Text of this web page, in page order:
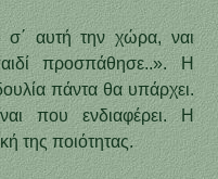
αυτή την χώρα, ναι
προσπάθησε..». Η
πάντα θα υπάρχει.
που ενδιαφέρει. Η
της ποιότητας.